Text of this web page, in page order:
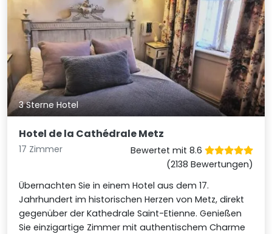
3 Sterne Hotel
Hotel de la Cathédrale Metz
17 Zimmer
Bewertet mit 8.6
(2138 Bewertungen)
Übernachten Sie in einem Hotel aus dem 17.
Jahrhundert im historischen Herzen von Metz, direkt
gegenüber der Kathedrale Saint-Etienne. Genießen
Sie einzigartige Zimmer mit authentischem Charme